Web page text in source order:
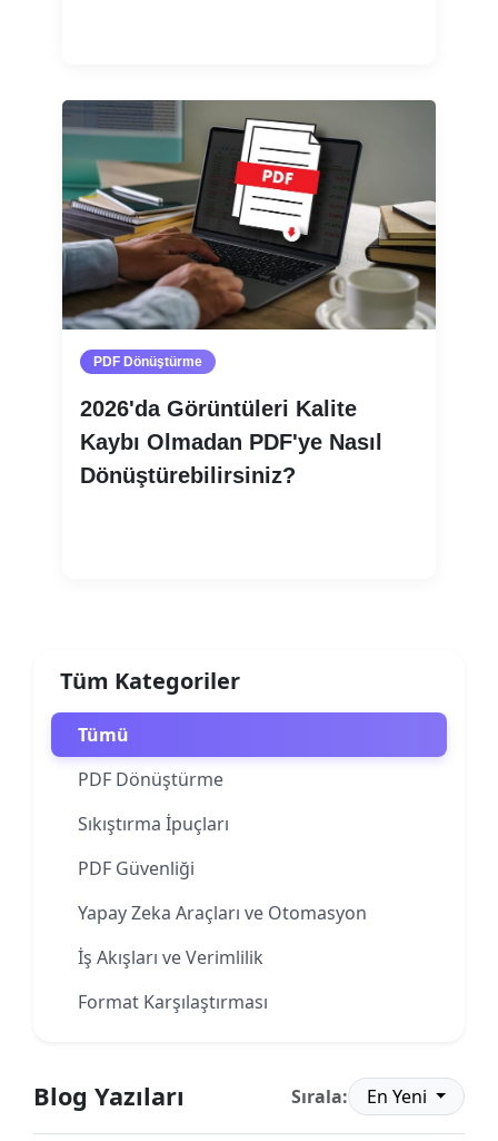
PDF Dönüştürme
2026'da Görüntüleri Kalite
Kaybı Olmadan PDF'ye Nasıl
Dönüştürebilirsiniz?
Tüm Kategoriler
Tümü
PDF Dönüştürme
Sıkıştırma İpuçları
PDF Güvenliği
Yapay Zeka Araçları ve Otomasyon
İş Akışları ve Verimlilik
Format Karşılaştırması
Blog Yazıları Sırala: En Yeni